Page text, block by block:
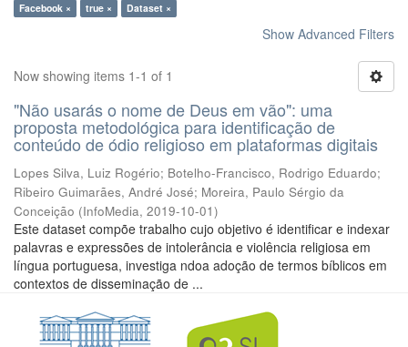
Facebook ×
true × Dataset ×
Show Advanced Filters
Now showing items 1-1 of 1
"Não usarás o nome de Deus em vão": uma
proposta metodológica para identificação de
conteúdo de ódio religioso em plataformas digitais
Lopes Silva, Luiz Rogério; Botelho-Francisco, Rodrigo Eduardo;
Ribeiro Guimarães, André José; Moreira, Paulo Sérgio da
Conceição (InfoMedia, 2019-10-01)
Este dataset compõe trabalho cujo objetivo é identificar e indexar
palavras e expressões de intolerância e violência religiosa em
língua portuguesa, investiga ndoa adoção de termos bíblicos em
contextos de disseminação de ...